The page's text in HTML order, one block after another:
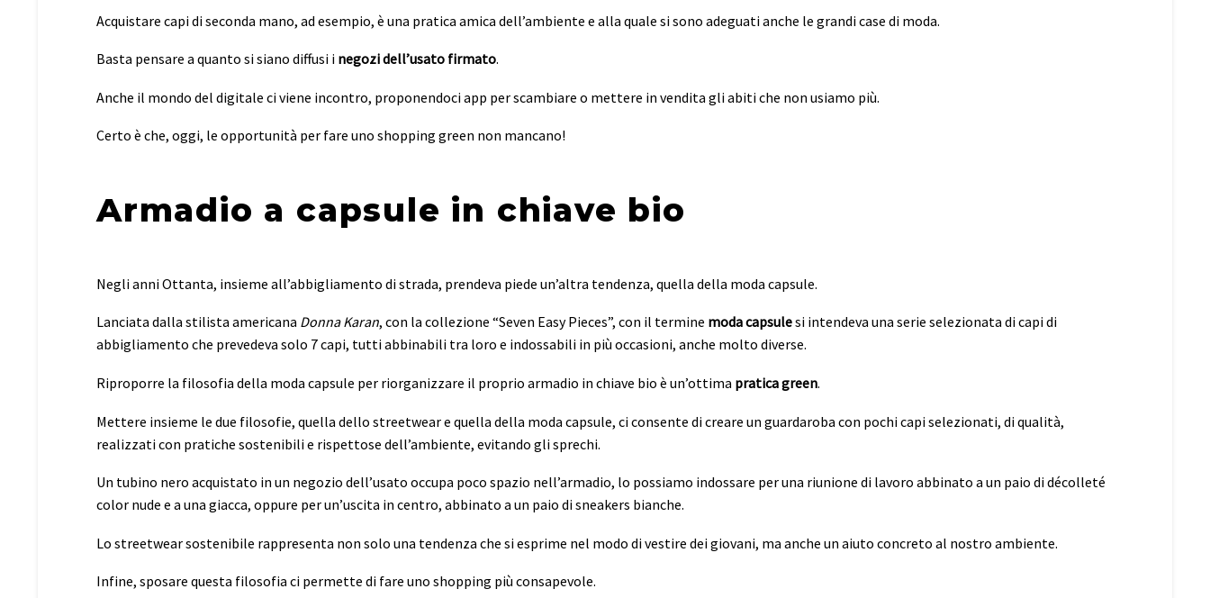
Acquistare capi di seconda mano, ad esempio, è una pratica amica dell’ambiente e alla quale si sono adeguati anche le grandi case di moda.
Basta pensare a quanto si siano diffusi i negozi dell’usato firmato.
Anche il mondo del digitale ci viene incontro, proponendoci app per scambiare o mettere in vendita gli abiti che non usiamo più.
Certo è che, oggi, le opportunità per fare uno shopping green non mancano!
Armadio a capsule in chiave bio
Negli anni Ottanta, insieme all’abbigliamento di strada, prendeva piede un’altra tendenza, quella della moda capsule.
Lanciata dalla stilista americana Donna Karan, con la collezione “Seven Easy Pieces”, con il termine moda capsulesi intendeva una serie selezionata di capi di
abbigliamento che prevedeva solo 7 capi, tutti abbinabili tra loro e indossabili in più occasioni, anche molto diverse.
Riproporre la filosofia della moda capsule per riorganizzare il proprio armadio in chiave bio è un’ottima pratica green.
Mettere insieme le due filosofie, quella dello streetwear e quella della moda capsule, ci consente di creare un guardaroba con pochi capi selezionati, di qualità,
realizzati con pratiche sostenibili e rispettose dell’ambiente, evitando gli sprechi.
Un tubino nero acquistato in un negozio dell’usato occupa poco spazio nell’armadio, lo possiamo indossare per una riunione di lavoro abbinato a un paio di décolleté
color nude e a una giacca, oppure per un’uscita in centro, abbinato a un paio di sneakers bianche.
Lo streetwear sostenibile rappresenta non solo una tendenza che si esprime nel modo di vestire dei giovani, ma anche un aiuto concreto al nostro ambiente.
Infine, sposare questa filosofia ci permette di fare uno shopping più consapevole.